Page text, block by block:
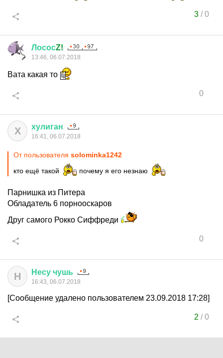
3/0
ЛососZ!
13:46, 06.07.2018
Вата какая то
0
Х хулиган
16:41, 06.07.2018
От пользователя solominka1242
кто ещё такой
почему я его незнаю
Парнишка из Питера
Обладатель 6 порнооскаров
Друг самого Рокко Сиффреди
0
Н Несу чушь
16:43, 06.07.2018
[Сообщение удалено пользователем 23.09.2018 17:28]
2 /0